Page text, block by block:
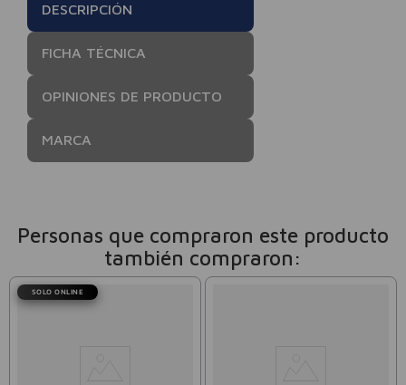
DESCRIPCIÓN
FICHA TÉCNICA
OPINIONES DE PRODUCTO
MARCA
Personas que compraron este producto
también compraron:
SOLO ONLINE